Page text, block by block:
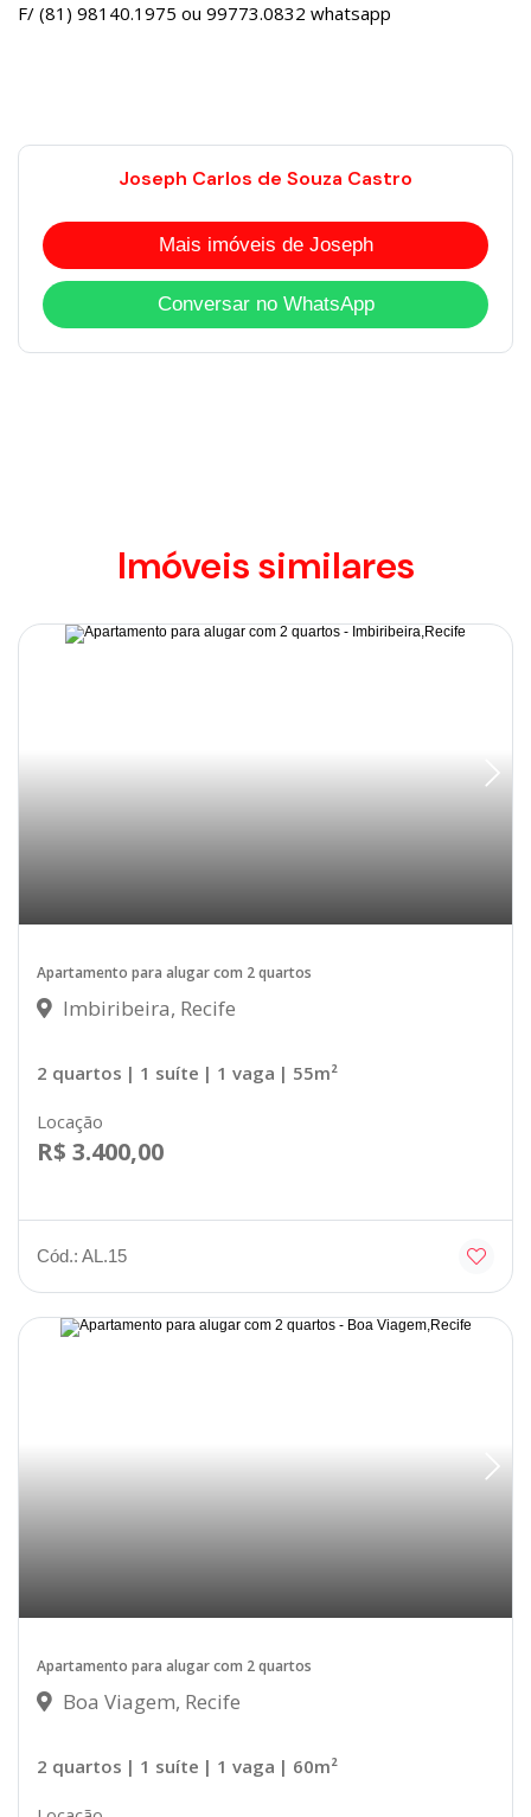
F/ (81) 98140.1975 ou 99773.0832 whatsapp
Joseph Carlos de Souza Castro
Mais imóveis de Joseph
Conversar no WhatsApp
Imóveis similares
Apartamento para alugar com 2 quartos
Imbiribeira, Recife
2 quartos | 1 suíte | 1 vaga | 55m²
Locação
R$ 3.400,00
Cód.: AL.15
Apartamento para alugar com 2 quartos
Boa Viagem, Recife
2 quartos | 1 suíte | 1 vaga | 60m²